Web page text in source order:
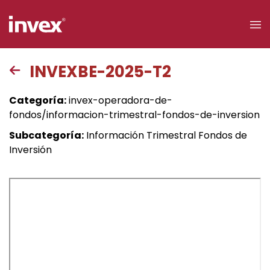
Acceso a
clientes
Buscar
INVEXBE-2025-T2
Categoría:invex-operadora-de-
fondos/informacion-trimestral-fondos-de-inversion
Subcategoría: Información Trimestral Fondos de
Inversión